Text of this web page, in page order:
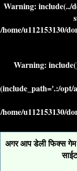
Warning: include(../
/home/u112153130/
Warning:
(include_path='.:/opt/
/home/u112153130/
अगर आप डेली फिक्स गेम